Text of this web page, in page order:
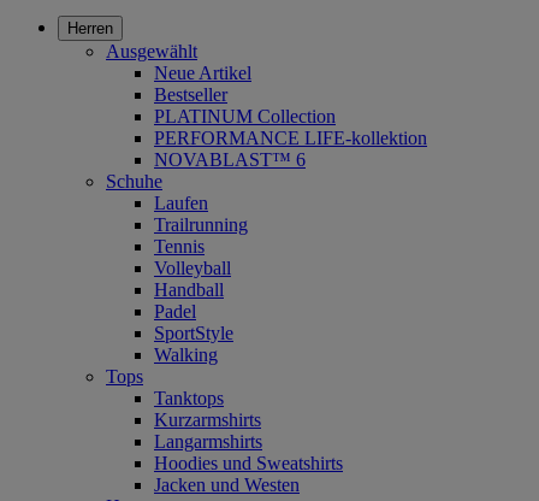
Herren
Ausgewählt
Neue Artikel
Bestseller
PLATINUM Collection
PERFORMANCE LIFE-kollektion
NOVABLAST™ 6
Schuhe
Laufen
Trailrunning
Tennis
Volleyball
Handball
Padel
SportStyle
Walking
Tops
Tanktops
Kurzarmshirts
Langarmshirts
Hoodies und Sweatshirts
Jacken und Westen